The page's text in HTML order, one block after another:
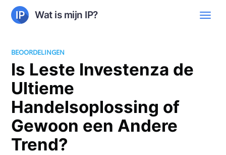
Wat is mijn IP?
BEOORDELINGEN
Is Leste Investenza de
Ultieme
Handelsoplossing of
Gewoon een Andere
Trend?